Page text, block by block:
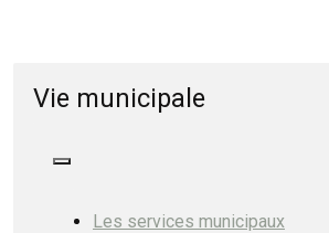
Vie municipale
Les services municipaux